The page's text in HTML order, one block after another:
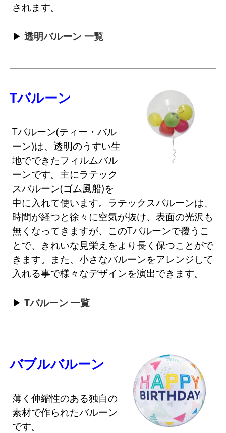
されます。
透明バルーン 一覧
Tバルーン
Tバルーン(ティー・バル
ーン)は、透明のうすい生
地でできたフィルムバル
ーンです。主にラテック
スバルーン(ゴム風船)を
中に入れて使います。ラテックスバルーンは、
時間が経つと徐々に空気が抜け、表面の光沢も
無くなってきますが、このTバルーンで覆うこ
とで、きれいな見栄えをより長く保つことがで
きます。また、小さなバルーンをアレンジして
入れる事で様々なデザインを演出できます。
Tバルーン 一覧
バブルバルーン
薄く伸縮性のある独自の
素材で作られたバルーン
です。